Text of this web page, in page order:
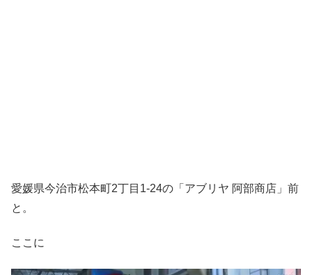
愛媛県今治市松本町2丁目1-24の「アブリヤ 阿部商店」前
と。
ここに